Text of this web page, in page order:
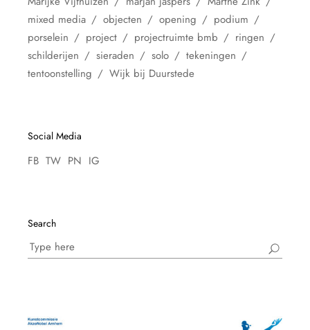
mixed media
objecten opening
podium
porselein
project projectruimte bmb
ringen
schilderijen
sieraden solo
tekeningen
tentoonstelling
Wijk bij Duurstede
Social Media
FB TW PN IG
Search
Search
for: